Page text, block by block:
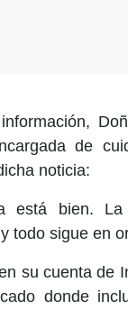
de
noticia:
está bien.
todo sigue en
su cuenta de
donde